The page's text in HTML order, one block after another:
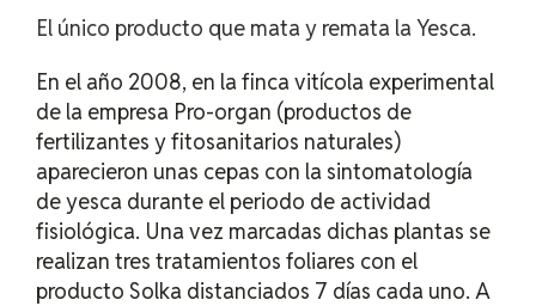
El único producto que mata y remata la Yesca.
En el año 2008, en la finca vitícola experimental
de la empresa Pro-organ (productos de
fertilizantes y fitosanitarios naturales)
aparecieron unas cepas con la sintomatología
de yesca durante el periodo de actividad
fisiológica. Una vez marcadas dichas plantas se
realizan tres tratamientos foliares con el
producto Solka distanciados 7 días cada uno. A